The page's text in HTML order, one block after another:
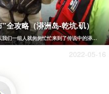
全攻略（漭洲岛-乾坑.矶）
们一组人就匆匆忙忙来到了传说中的漭洲，
2022-05-16